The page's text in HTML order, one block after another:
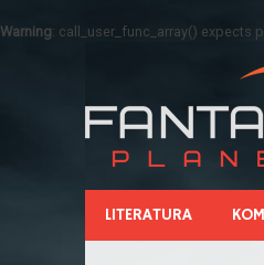
Warning: call_user_func_array() expects
LITERATURA